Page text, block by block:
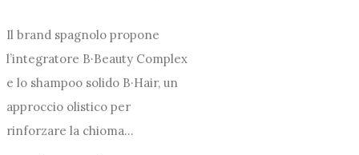
Il brand spagnolo propone
l’integratore B·Beauty Complex
e lo shampoo solido B·Hair, un
approccio olistico per
rinforzare la chioma...